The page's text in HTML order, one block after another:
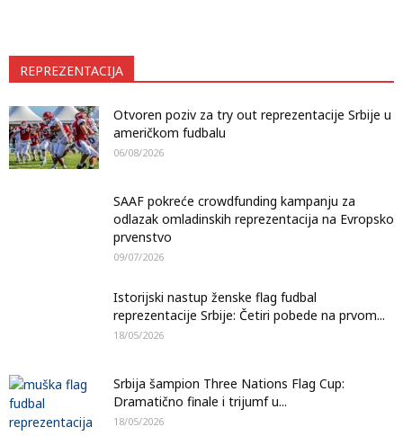
REPREZENTACIJA
Otvoren poziv za try out reprezentacije Srbije u
američkom fudbalu
06/08/2026
SAAF pokreće crowdfunding kampanju za
odlazak omladinskih reprezentacija na Evropsko
prvenstvo
09/07/2026
Istorijski nastup ženske flag fudbal
reprezentacije Srbije: Četiri pobede na prvom...
18/05/2026
Srbija šampion Three Nations Flag Cup:
Dramatično finale i trijumf u...
18/05/2026